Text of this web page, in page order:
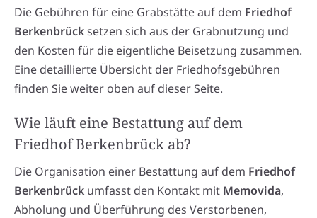
Die Gebühren für eine Grabstätte auf dem Friedhof
Berkenbrücksetzen sich aus der Grabnutzung und
den Kosten für die eigentliche Beisetzung zusammen.
Eine detaillierte Übersicht der Friedhofsgebühren
finden Sie weiter oben auf dieser Seite.
Wie läuft eine Bestattung auf dem
Friedhof Berkenbrück ab?
Die Organisation einer Bestattung auf dem Friedhof
Berkenbrück umfasst den Kontakt mit Memovida,
Abholung und Überführung des Verstorbenen,